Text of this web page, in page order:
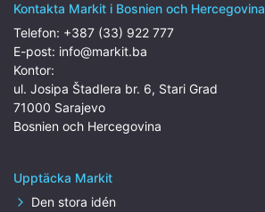
Kontakta Markit i Bosnien och Hercegovina
Telefon: +387 (33) 922 777
E-post: info@markit.ba
Kontor:
ul. Josipa Štadlera br. 6, Stari Grad
71000 Sarajevo
Bosnien och Hercegovina
Upptäcka Markit
Den stora idén